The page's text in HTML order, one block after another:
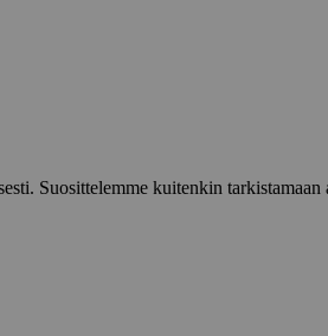
Suosittelemme kuitenkin tarkistamaan